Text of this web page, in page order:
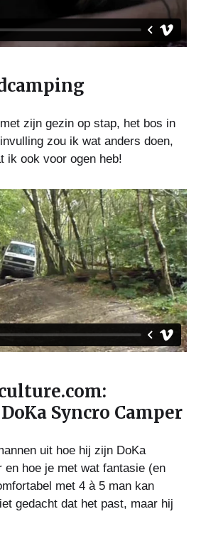
zijn gezin op stap, het bos in
zou ik wat anders doen,
ik ook voor ogen heb!
Syncro Camper
uit hoe hij zijn DoKa
en hoe je met wat fantasie (en
met 4 à 5 man kan
gedacht dat het past, maar hij